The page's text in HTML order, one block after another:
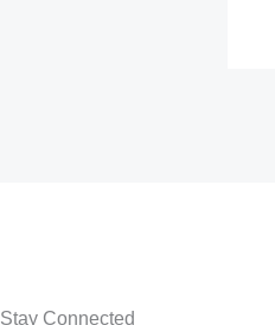
Stay Connected